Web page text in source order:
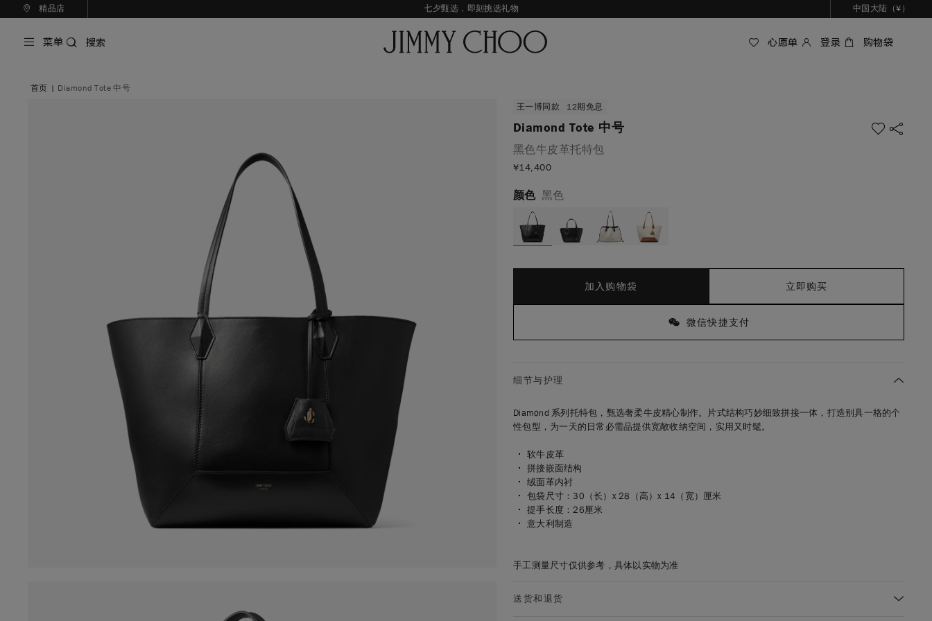
精品店
七夕甄选，即刻挑选礼物
经典婚嫁系列，尊享专属婚嫁礼赠
中国大陆（¥）
菜单 搜索 心愿单 登录 购物袋
首页 | Diamond Tote 中号
王一博同款
12期免息
Diamond Tote 中号
黑色牛皮革托特包
¥14,400
颜色 黑色
加入购物袋 立即购买
微信快捷支付
细节与护理
Diamond 系列托特包，甄选奢柔牛皮精心制作。片式结构巧妙细致拼接一体，打造别具一格的个
性包型，为一天的日常必需品提供宽敞收纳空间，实用又时髦。
软牛皮革
拼接嵌面结构
绒面革内衬
包袋尺寸：30（长）x 28（高）x 14（宽）厘米
提手长度：26厘米
意大利制造
手工测量尺寸仅供参考，具体以实物为准
送货和退货